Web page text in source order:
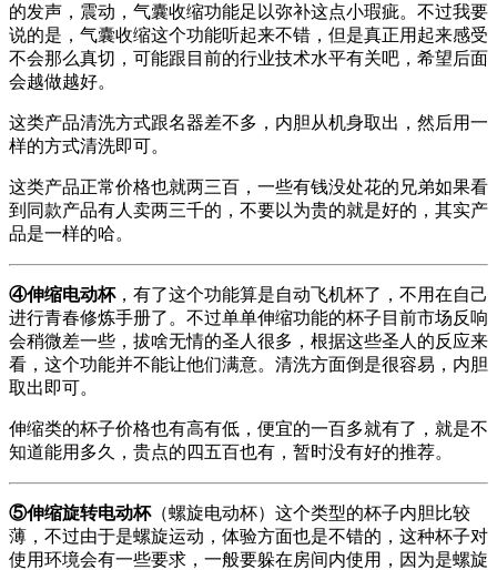
的发声，震动，气囊收缩功能足以弥补这点小瑕疵。不过我要
说的是，气囊收缩这个功能听起来不错，但是真正用起来感受
不会那么真切，可能跟目前的行业技术水平有关吧，希望后面
会越做越好。
这类产品清洗方式跟名器差不多，内胆从机身取出，然后用一
样的方式清洗即可。
这类产品正常价格也就两三百，一些有钱没处花的兄弟如果看
到同款产品有人卖两三千的，不要以为贵的就是好的，其实产
品是一样的哈。
④伸缩电动杯，有了这个功能算是自动飞机杯了，不用在自己
进行青春修炼手册了。不过单单伸缩功能的杯子目前市场反响
会稍微差一些，拔啥无情的圣人很多，根据这些圣人的反应来
看，这个功能并不能让他们满意。清洗方面倒是很容易，内胆
取出即可。
伸缩类的杯子价格也有高有低，便宜的一百多就有了，就是不
知道能用多久，贵点的四五百也有，暂时没有好的推荐。
⑤伸缩旋转电动杯（螺旋电动杯）这个类型的杯子内胆比较
薄，不过由于是螺旋运动，体验方面也是不错的，这种杯子对
使用环境会有一些要求，一般要躲在房间内使用，因为是螺旋